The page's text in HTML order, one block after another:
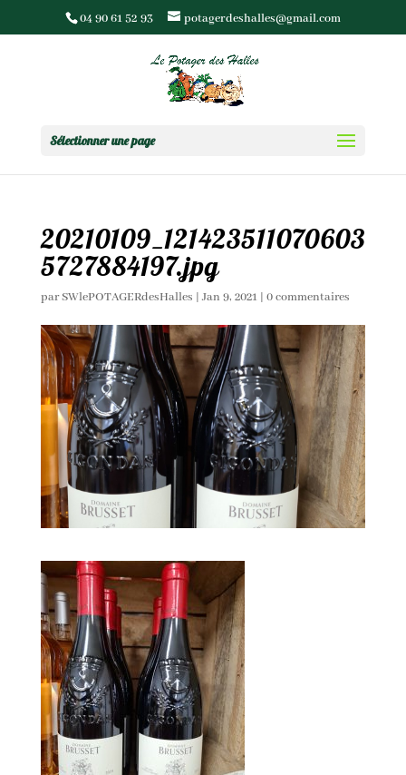
04 90 61 52 93 potagerdeshalles@gmail.com
Sélectionner une page
20210109_121423511070603
5727884197.jpg
parSWlePOTAGERdesHalles | Jan 9, 2021| 0 commentaires